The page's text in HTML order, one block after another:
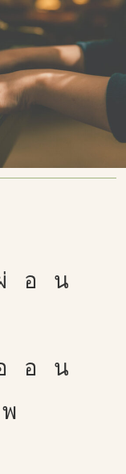
อน
อน